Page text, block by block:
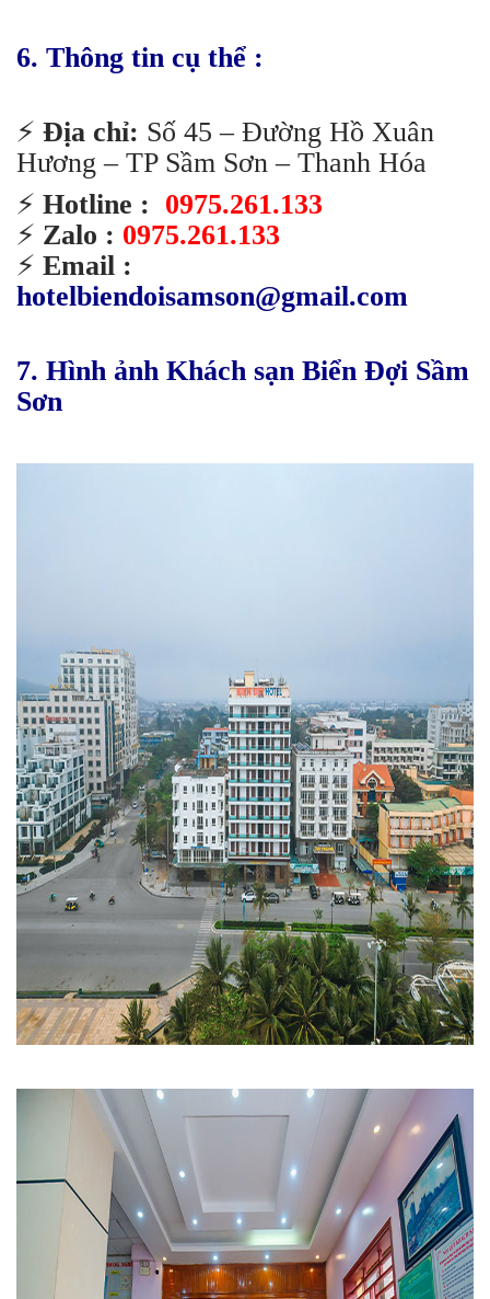
6. Thông tin cụ thể :
⚡️ Địa chỉ: Số 45 – Đường Hồ Xuân
Hương – TP Sầm Sơn – Thanh Hóa
⚡️ Hotline : 0975.261.133
⚡️ Zalo : 0975.261.133
⚡️ Email :
hotelbiendoisamson@gmail.com
7. Hình ảnh Khách sạn Biển Đợi Sầm
Sơn